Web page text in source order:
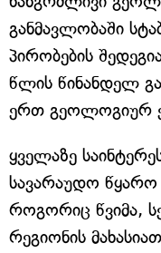
განმავლობაში
პირობების
წლის წინანდელ
ერთ გეოლოგიურ
ყველაზე
სავარაუდო
როგორიც წვიმა,
რეგიონის